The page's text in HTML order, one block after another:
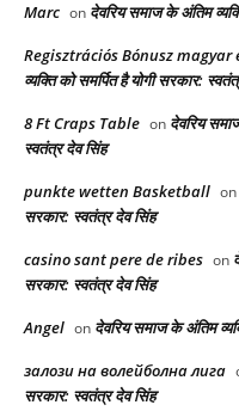
Marc on देवरिय समाज के अंतिम
Regisztrációs Bónusz
व्यक्ति को समर्पित है योगी सरकार:
8 Ft Craps Table on देवरिय
स्वतंत्र देव सिंह
punkte wetten Basketball on
सरकार: स्वतंत्र देव सिंह
casino sant pere de ribes on
सरकार: स्वतंत्र देव सिंह
Angel on देवरिय समाज के अंतिम
залози на волейболна лига
सरकार: स्वतंत्र देव सिंह